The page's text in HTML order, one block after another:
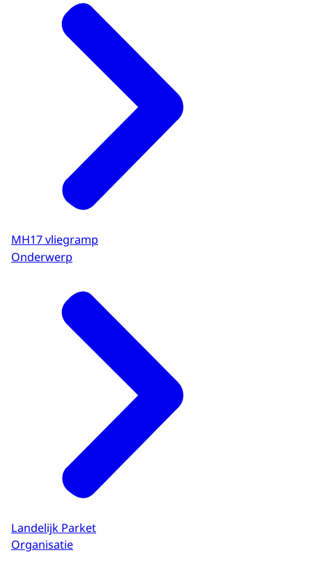
Download
MH17 vliegramp
Onderwerp
Landelijk Parket
Organisatie